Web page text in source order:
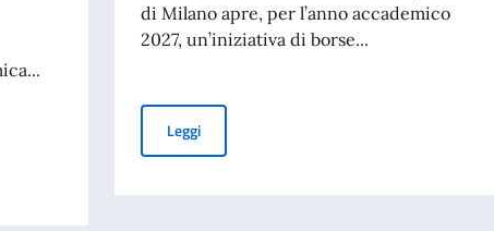
di interesse per la partecipazione alla Fiera Gastronomica 'Porte
di Milano apre, per l’anno accademico
2027, un’iniziativa di borse...
LeggiBorse di studio per studenti della Colombia: